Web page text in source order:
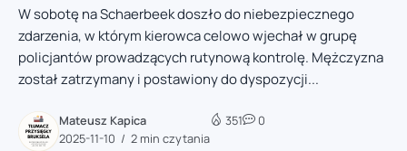
W sobotę na Schaerbeek doszło do niebezpiecznego
zdarzenia, w którym kierowca celowo wjechał w grupę
policjantów prowadzących rutynową kontrolę. Mężczyzna
został zatrzymany i postawiony do dyspozycji...
Mateusz Kapica
2025-11-10
2 min czytania
351 0